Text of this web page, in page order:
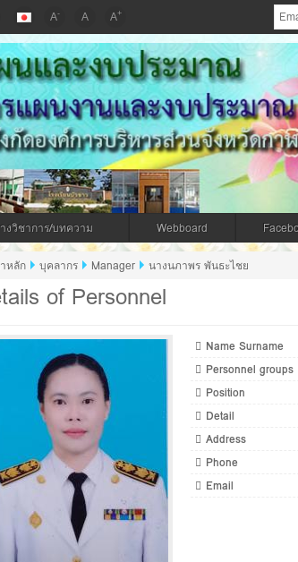
A- A A+
าว
งวิชาการ/บทความ Webboard
of Personnel
หลัก บุคลากร Manager นางนภาพร พันธะไชย
Name Surname
Personnel groups
Position
Detail
Address
Phone
Email